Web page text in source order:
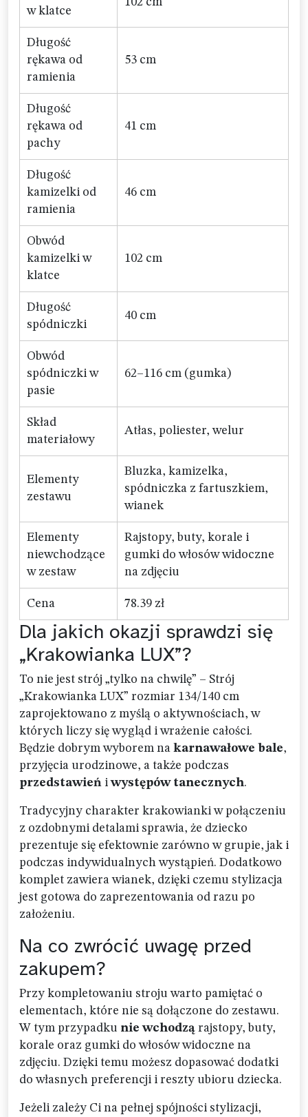
w klatce
Długość
rękawa od
ramienia
53 cm
Długość
rękawa od
pachy
41 cm
Długość
kamizelki od
ramienia
46 cm
Obwód
kamizelki w
klatce
102 cm
Długość
spódniczki
40 cm
Obwód
spódniczki w
pasie
62–116 cm (gumka)
Skład
materiałowy
Atłas, poliester, welur
Elementy
zestawu
Bluzka, kamizelka,
spódniczka z fartuszkiem,
wianek
Elementy
niewchodzące
w zestaw
Rajstopy, buty, korale i
gumki do włosów widoczne
na zdjęciu
Cena 78.39 zł
Dla jakich okazji sprawdzi się
„Krakowianka LUX”?
To nie jest strój „tylko na chwilę” – Strój
„Krakowianka LUX” rozmiar 134/140 cm
zaprojektowano z myślą o aktywnościach, w
których liczy się wygląd i wrażenie całości.
Będzie dobrym wyborem na karnawałowe bale,
przyjęcia urodzinowe, a także podczas
przedstawień iwystępów tanecznych.
Tradycyjny charakter krakowianki w połączeniu
z ozdobnymi detalami sprawia, że dziecko
prezentuje się efektownie zarówno w grupie, jak i
podczas indywidualnych wystąpień. Dodatkowo
komplet zawiera wianek, dzięki czemu stylizacja
jest gotowa do zaprezentowania od razu po
założeniu.
Na co zwrócić uwagę przed
zakupem?
Przy kompletowaniu stroju warto pamiętać o
elementach, które nie są dołączone do zestawu.
W tym przypadku nie wchodzą rajstopy, buty,
korale oraz gumki do włosów widoczne na
zdjęciu. Dzięki temu możesz dopasować dodatki
do własnych preferencji i reszty ubioru dziecka.
Jeżeli zależy Ci na pełnej spójności stylizacji,